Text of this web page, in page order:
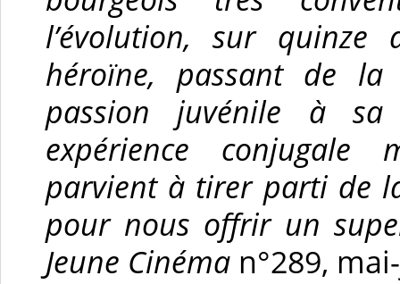
l’évolution, sur
héroïne, passant de
passion juvénile à
expérience conjugale
parvient à tirer parti de
pour nous offrir un
Jeune Cinéma n°289,